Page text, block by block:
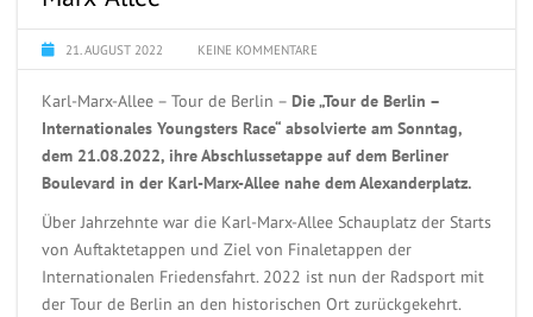
21. AUGUST 2022 KEINE KOMMENTARE
Karl-Marx-Allee – Tour de Berlin – Die „Tour de Berlin –
Internationales Youngsters Race“ absolvierte am Sonntag,
dem 21.08.2022, ihre Abschlussetappe auf dem Berliner
Boulevard in der Karl-Marx-Allee nahe dem Alexanderplatz.
Über Jahrzehnte war die Karl-Marx-Allee Schauplatz der Starts
von Auftaktetappen und Ziel von Finaletappen der
Internationalen Friedensfahrt. 2022 ist nun der Radsport mit
der Tour de Berlin an den historischen Ort zurückgekehrt.